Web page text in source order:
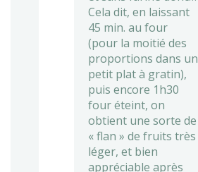
Cela dit, en laissant
45 min. au four
(pour la moitié des
proportions dans un
petit plat à gratin),
puis encore 1h30
four éteint, on
obtient une sorte de
« flan » de fruits très
léger, et bien
appréciable après